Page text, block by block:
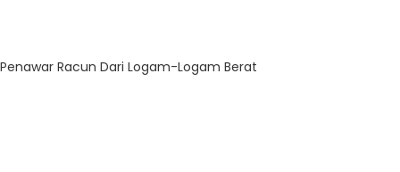
Penawar Racun Dari Logam-Logam Berat